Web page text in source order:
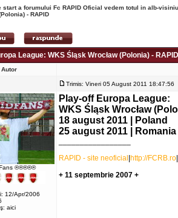
start a forumului Fc RAPID Oficial vedem totul in alb-
- RAPID
League: WKS Śląsk Wrocław (Polonia) - RAPID
Autor
Trimis: Vineri 05 August 2011 18:47:56
®®®®®
12/Apr/2006
aici
Play-off Europa League:
WKS Śląsk Wrocław
18 august 2011 | Poland
25 august 2011 |
RAPID - site neoficial http://FCRB.ro
+ 11 septembrie 2007 +